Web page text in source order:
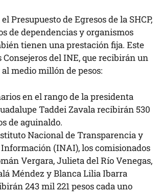
Presupuesto de Egresos de la SHCP,
de dependencias y organismos
tienen una prestación fija. Este
Consejeros del INE, que recibirán un
medio millón de pesos:
en el rango de la presidenta
Taddei Zavala recibirán 530
de aguinaldo.
Nacional de Transparencia y
Información (INAI), los comisionados
Vergara​, Julieta del Río Venegas​,
Méndez​ y Blanca Lilia Ibarra
243 mil 221 pesos cada uno